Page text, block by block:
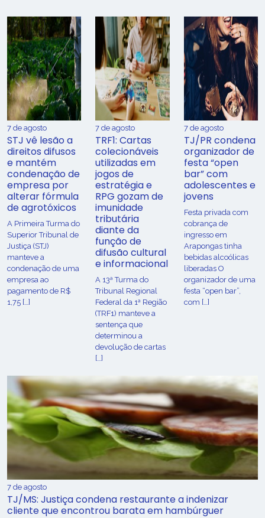
7 de agosto
STJ vê lesão a
direitos difusos
e mantém
condenação de
empresa por
alterar fórmula
de agrotóxicos
​A Primeira Turma do
Superior Tribunal de
Justiça (STJ)
manteve a
condenação de uma
empresa ao
pagamento de R$
1,75 […]
7 de agosto
TRF1: Cartas
colecionáveis
utilizadas em
jogos de
estratégia e
RPG gozam de
imunidade
tributária
diante da
função de
difusão cultural
e informacional
A 13ª Turma do
Tribunal Regional
Federal da 1ª Região
(TRF1) manteve a
sentença que
determinou a
devolução de cartas
[…]
7 de agosto
TJ/PR condena
organizador de
festa “open
bar” com
adolescentes e
jovens
Festa privada com
cobrança de
ingresso em
Arapongas tinha
bebidas alcoólicas
liberadas O
organizador de uma
festa “open bar”,
com […]
7 de agosto
TJ/MS: Justiça condena restaurante a indenizar
cliente que encontrou barata em hambúrguer